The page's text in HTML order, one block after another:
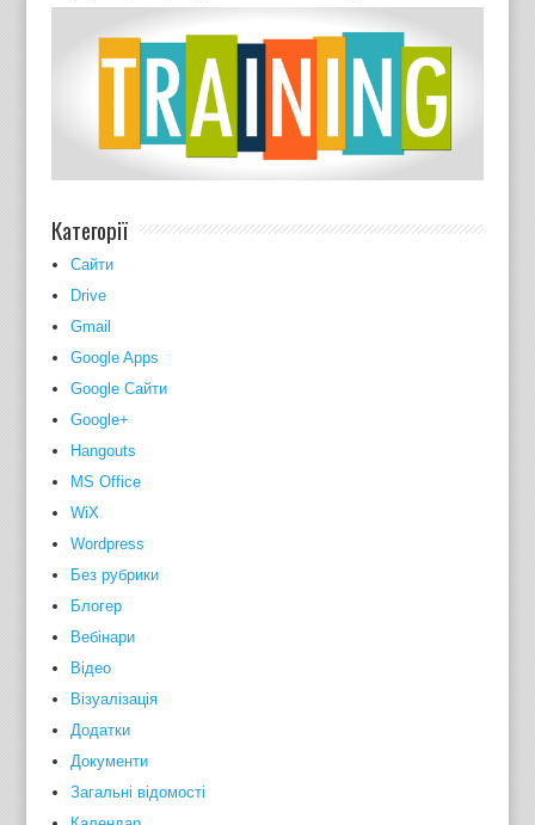
Категорії
Cайти
Drive
Gmail
Google Apps
Google Сайти
Google+
Hangouts
MS Office
WiX
Wordpress
Без рубрики
Блогер
Вебінари
Відео
Візуалізація
Додатки
Документи
Загальні відомості